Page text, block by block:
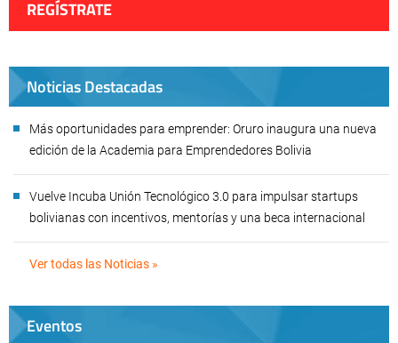
REGÍSTRATE
Noticias Destacadas
Más oportunidades para emprender: Oruro inaugura una nueva
edición de la Academia para Emprendedores Bolivia
Vuelve Incuba Unión Tecnológico 3.0 para impulsar startups
bolivianas con incentivos, mentorías y una beca internacional
Ver todas las Noticias »
Eventos